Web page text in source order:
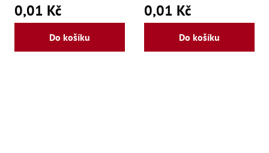
0,01 Kč
Do košíku
0,01 Kč
Do košíku